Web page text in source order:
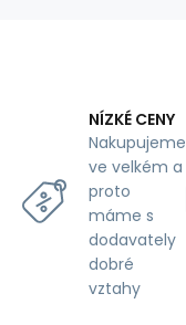
Pet
Proof
NÍZKÉ CENY
Nakupujeme
ve velkém a
proto
máme s
dodavately
dobré
vztahy